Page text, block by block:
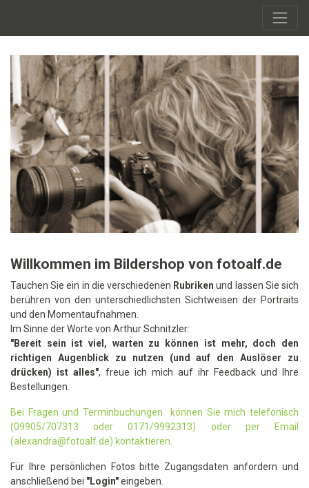
Willkommen im Bildershop von fotoalf.de
Tauchen Sie ein in die verschiedenen Rubriken und lassen Sie sich
berühren von den unterschiedlichsten Sichtweisen der Portraits
und den Momentaufnahmen.
Im Sinne der Worte von Arthur Schnitzler:
"Bereit sein ist viel, warten zu können ist mehr, doch den
richtigen Augenblick zu nutzen (und auf den Auslöser zu
drücken) ist alles", freue ich mich auf ihr Feedback und Ihre
Bestellungen.
Bei Fragen und Terminbuchungen können Sie mich telefonisch
(09905/707313 oder 0171/9992313) oder per Email
(alexandra@fotoalf.de) kontaktieren.
Für Ihre persönlichen Fotos bitte Zugangsdaten anfordern und
anschließend bei "Login"eingeben.